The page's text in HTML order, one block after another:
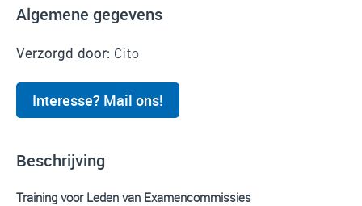
Algemene gegevens
Verzorgd door: Cito
Interesse? Mail ons!
Beschrijving
Training voor Leden van Examencommissies